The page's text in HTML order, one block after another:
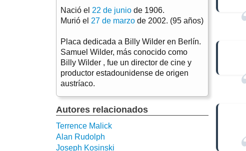
Nació el 22 de junio de 1906.
Murió el 27 de marzo de 2002. (95 años)
Placa dedicada a Billy Wilder en Berlín.
Samuel Wilder, más conocido como
Billy Wilder , fue un director de cine y
productor estadounidense de origen
austríaco.
Autores relacionados
Terrence Malick
Alan Rudolph
Joseph Kosinski